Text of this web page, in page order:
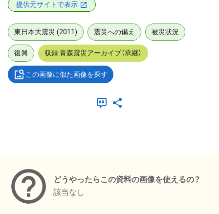
提供元サイトで表示
東日本大震災 (2011) 震災への備え 被災状況
復興 収録:青森震災アーカイブ（承継）
この画像に似た画像を探す
どうやったらこの資料の画像を使えるの？
該当なし